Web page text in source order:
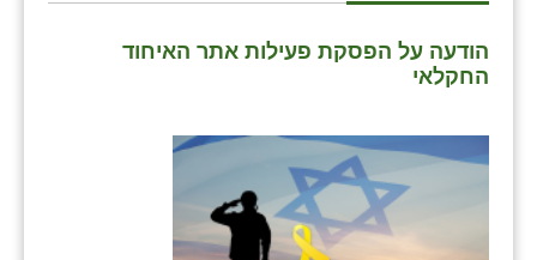
הודעה על הפסקת פעילות אתר האיחוד
החקלאי